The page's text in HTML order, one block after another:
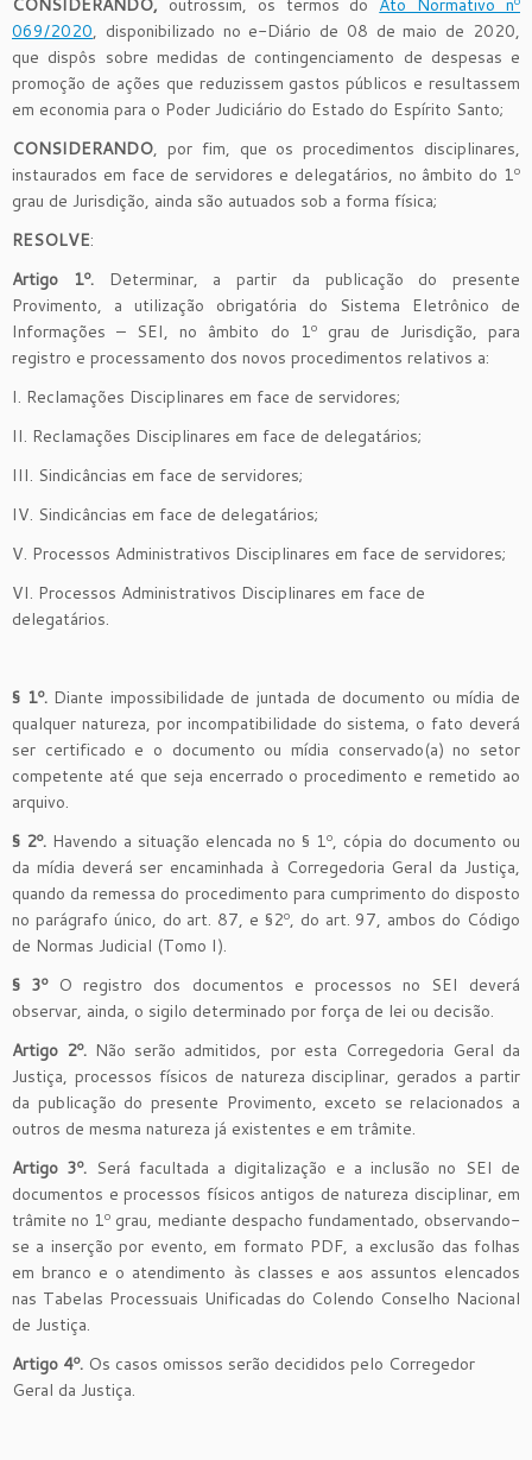
069/2020, disponibilizado no e-Diário de 08 de maio de 2020,
que dispôs sobre medidas de contingenciamento de despesas e
promoção de ações que reduzissem gastos públicos e resultassem
em economia para o Poder Judiciário do Estado do Espírito Santo;
CONSIDERANDO, por fim, que os procedimentos disciplinares,
instaurados em face de servidores e delegatários, no âmbito do 1º
grau de Jurisdição, ainda são autuados sob a forma física;
RESOLVE:
Artigo 1º.
Determinar, a partir da publicação do presente
Provimento, a utilização obrigatória do Sistema Eletrônico de
Informações – SEI, no âmbito do 1º grau de Jurisdição, para
registro e processamento dos novos procedimentos relativos a:
I. Reclamações Disciplinares em face de servidores;
II. Reclamações Disciplinares em face de delegatários;
III. Sindicâncias em face de servidores;
IV. Sindicâncias em face de delegatários;
V. Processos Administrativos Disciplinares em face de servidores;
VI. Processos Administrativos Disciplinares em face de
delegatários.
§ 1º. Diante impossibilidade de juntada de documento ou mídia de
qualquer natureza, por incompatibilidade do sistema, o fato deverá
ser certificado e o documento ou mídia conservado(a) no setor
competente até que seja encerrado o procedimento e remetido ao
arquivo.
§ 2º. Havendo a situação elencada no § 1º, cópia do documento ou
da mídia deverá ser encaminhada à Corregedoria Geral da Justiça,
quando da remessa do procedimento para cumprimento do disposto
no parágrafo único, do art. 87, e §2º, do art. 97, ambos do Código
de Normas Judicial (Tomo I).
§ 3º O registro dos documentos e processos no SEI deverá
observar, ainda, o sigilo determinado por força de lei ou decisão.
Artigo 2º. Não serão admitidos, por esta Corregedoria Geral da
Justiça, processos físicos de natureza disciplinar, gerados a partir
da publicação do presente Provimento, exceto se relacionados a
outros de mesma natureza já existentes e em trâmite.
Artigo 3º. Será facultada a digitalização e a inclusão no SEI de
documentos e processos físicos antigos de natureza disciplinar, em
trâmite no 1º grau, mediante despacho fundamentado, observando-
se a inserção por evento, em formato PDF, a exclusão das folhas
em branco e o atendimento às classes e aos assuntos elencados
nas Tabelas Processuais Unificadas do Colendo Conselho Nacional
de Justiça.
Artigo 4º. Os casos omissos serão decididos pelo Corregedor
Geral da Justiça.